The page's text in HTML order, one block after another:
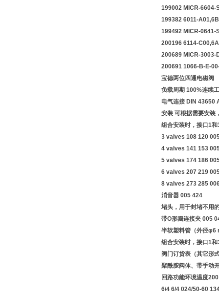
199002
199382 6011-
199492
200196 6114-
200689
200691 1066-B-E-
宝德两位四通电磁阀
负载周期 100%连续
电气连接 DIN 43650
安装 可根据需要安装
组合安装时，接口1
3 valves 108 120
4 valves 141 153
5 valves 174 186
6 valves 207 219
8 valves 273 285
消音器 005 424
堵头，用于封堵不用
带O形圈连接夹 005
半软塑料管（外径φ6
组合安装时，接口1
阀门订货表（其它形
聚酰胺阀体、带手动
回路功能环境温度
6/4 6/4 024/50-60